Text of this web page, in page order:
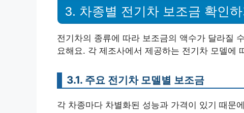
3. 차종별 전기차 보조금 확인하
전기차의 종류에 따라 보조금의 액수가 달라질
요해요. 각 제조사에서 제공하는 전기차 모델에
3.1. 주요 전기차 모델별 보조금
각 차종마다 차별화된 성능과 가격이 있기 때문